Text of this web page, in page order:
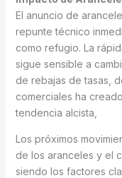
El anuncio de
repunte técnico
como refugio. La
sigue sensible a
de rebajas de tasas,
comerciales ha
tendencia alcista,
Los próximos
de los aranceles y el
siendo los factores